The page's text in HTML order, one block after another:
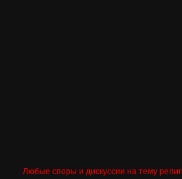
Любые споры и дискуссии на тему